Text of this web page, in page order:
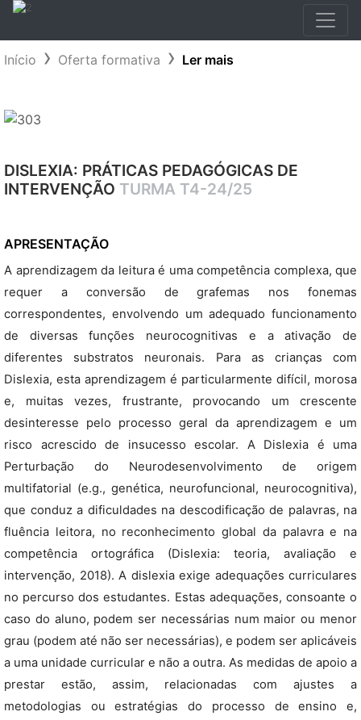
Início Oferta formativa Ler mais
DISLEXIA: PRÁTICAS PEDAGÓGICAS DE
INTERVENÇÃO TURMA T4-24/25
APRESENTAÇÃO
A aprendizagem da leitura é uma competência complexa, que
requer a conversão de grafemas nos fonemas
correspondentes, envolvendo um adequado funcionamento
de diversas funções neurocognitivas e a ativação de
diferentes substratos neuronais. Para as crianças com
Dislexia, esta aprendizagem é particularmente difícil, morosa
e, muitas vezes, frustrante, provocando um crescente
desinteresse pelo processo geral da aprendizagem e um
risco acrescido de insucesso escolar. A Dislexia é uma
Perturbação do Neurodesenvolvimento de origem
multifatorial (e.g., genética, neurofuncional, neurocognitiva),
que conduz a dificuldades na descodificação de palavras, na
fluência leitora, no reconhecimento global da palavra e na
competência ortográfica (Dislexia: teoria, avaliação e
intervenção, 2018). A dislexia exige adequações curriculares
no percurso dos estudantes. Estas adequações, consoante o
caso do aluno, podem ser necessárias num maior ou menor
grau (podem até não ser necessárias), e podem ser aplicáveis
a uma unidade curricular e não a outra. As medidas de apoio a
prestar estão, assim, relacionadas com ajustes a
metodologias ou estratégias do processo de ensino e,